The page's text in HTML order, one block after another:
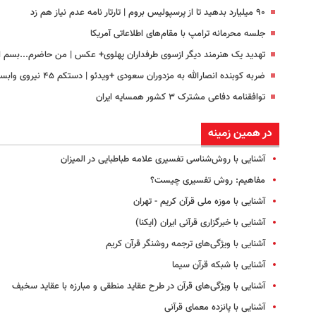
۹۰ میلیارد بدهید تا از پرسپولیس بروم | تارتار نامه عدم نیاز هم زد
جلسه محرمانه ترامپ با مقام‌های اطلاعاتی آمریکا
تهدید یک هنرمند دیگر ازسوی طرفداران پهلوی+ عکس | من حاضرم...بسم
ضربه کوبنده انصارالله به مزدوران سعودی +ویدئو | دستکم ۴۵ نیروی وابسته به عربستان کشته شدند
توافقنامه دفاعی مشترک ۳ کشور همسایه ایران
در همین زمینه
آشنایی با روش‌شناسی تفسیری علامه طباطبایی در المیزان
مفاهیم: روش تفسیری چیست؟
آشنایی با موزه ملی قرآن کریم - تهران
آشنایی با خبرگزاری قرآنی ایران (ایکنا)
آشنایی با ویژگی‌های ترجمه روشنگر قرآن کریم
آشنایی با شبکه قرآن سیما
آشنایی با ویژگی‌های قرآن در طرح عقاید منطقی و مبارزه با عقاید سخیف
آشنایی با پانزده معمای قرآنی